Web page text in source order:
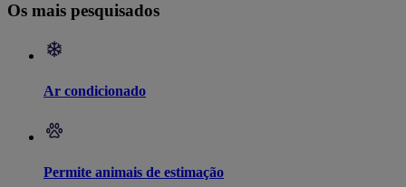
Os mais pesquisados
Ar condicionado
Permite animais de estimação